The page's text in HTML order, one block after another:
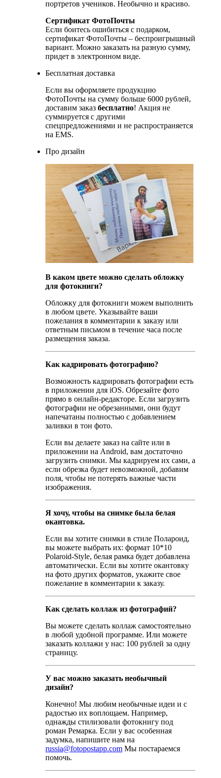
портретов учеников. Необычно и красиво.
Сертификат ФотоПочты
Если боитесь ошибиться с подарком,
сертификат ФотоПочты – беспроигрышный
вариант. Можно заказать на разную сумму,
придет в электронном виде.
Бесплатная доставка
Если вы оформляете продукцию
ФотоПочты на сумму больше 6000 рублей,
доставим заказ бесплатно! Акция не
суммируется с другими
спецпредложениями и не распространяется
на EMS.
Про дизайн
В каком цвете можно сделать обложку
для фотокниги?
Обложку для фотокниги можем выполнить
в любом цвете. Указывайте ваши
пожелания в комментарии к заказу или
ответным письмом в течение часа после
размещения заказа.
Как кадрировать фотографию?
Возможность кадрировать фотографии есть
в приложении для iOS. Обрезайте фото
прямо в онлайн-редакторе. Если загрузить
фотографии не обрезанными, они будут
напечатаны полностью с добавлением
заливки в тон фото.
Если вы делаете заказ на сайте или в
приложении на Android, вам достаточно
загрузить снимки. Мы кадрируем их сами, а
если обрезка будет невозможной, добавим
поля, чтобы не потерять важные части
изображения.
Я хочу, чтобы на снимке была белая
окантовка.
Если вы хотите снимки в стиле Полароид,
вы можете выбрать их: формат 10*10
Polaroid-Style, белая рамка будет добавлена
автоматически. Если вы хотите окантовку
на фото других форматов, укажите свое
пожелание в комментарии к заказу.
Как сделать коллаж из фотографий?
Вы можете сделать коллаж самостоятельно
в любой удобной программе. Или можете
заказать коллажи у нас: 100 рублей за одну
страницу.
У вас можно заказать необычный
дизайн?
Конечно! Мы любим необычные идеи и с
радостью их воплощаем. Например,
однажды стилизовали фотокнигу под
роман Ремарка. Если у вас особенная
задумка, напишите нам на
russia@fotopostapp.com Мы постараемся
помочь.